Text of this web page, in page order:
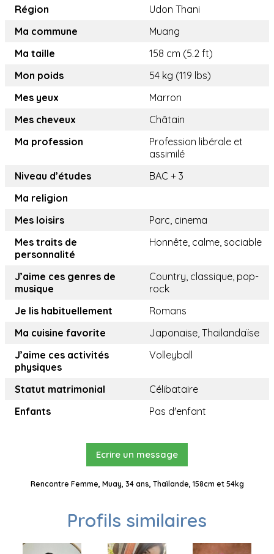
Région
Udon Thani
Ma commune
Muang
Ma taille
158 cm (5.2 ft)
Mon poids
54 kg (119 lbs)
Mes yeux
Marron
Mes cheveux
Châtain
Ma profession
Profession libérale et
assimilé
Niveau d’études
BAC + 3
Ma religion
Mes loisirs
Parc, cinema
Mes traits de
personnalité
Honnête, calme, sociable
J’aime ces genres de
musique
Country, classique, pop-
rock
Je lis habituellement
Romans
Ma cuisine favorite
Japonaise, Thailandaïse
J’aime ces activités
physiques
Volleyball
Statut matrimonial
Célibataire
Enfants
Pas d'enfant
Ecrire un message
Rencontre Femme, Muay, 34 ans, Thaïlande, 158cm et 54kg
Profils similaires